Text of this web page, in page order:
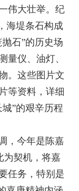
伟大壮举。纪
海堤条石构成
石”的历史场
量仪、油灯、
。这些图片文
等资料，详细
”的艰辛历程
，今年是陈嘉
为契机，将嘉
任务，特别是